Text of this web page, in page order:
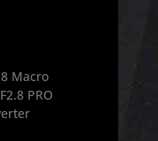
Macro
PRO